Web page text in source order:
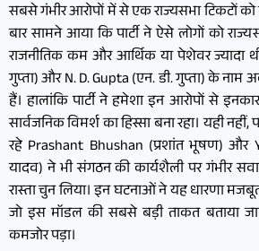
सबसे गंभीर आरोपों में से एक राज्यसभा टिकटों
बार सामने आया कि पार्टी ने ऐसे लोगों को
राजनीतिक कम और आर्थिक या पेशेवर ज्यादा
गुप्ता) और N. D. Gupta (एन. डी. गुप्ता) के नाम
हैं। हालांकि पार्टी ने हमेशा इन आरोपों से
सार्वजनिक विमर्श का हिस्सा बना रहा। यही
रहे Prashant Bhushan (प्रशांत भूषण) और
यादव) ने भी संगठन की कार्यशैली पर गंभीर
रास्ता चुन लिया। इन घटनाओं ने यह धारणा
जो इस मॉडल की सबसे बड़ी ताकत बताया
कमजोर पड़ा।